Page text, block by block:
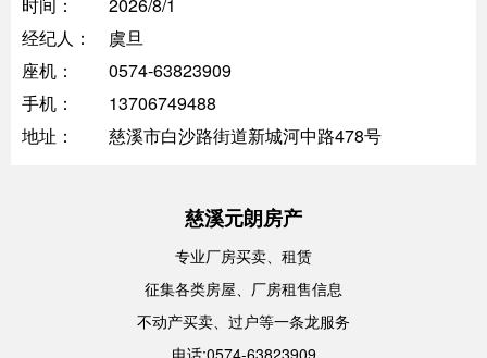
经纪人：
虞旦
座机：
0574-63823909
手机：
13706749488
地址：
慈溪市白沙路街道新城河中路478号
慈溪元朗房产
专业厂房买卖、租赁
征集各类房屋、厂房租售信息
不动产买卖、过户等一条龙服务
电话:0574-63823909